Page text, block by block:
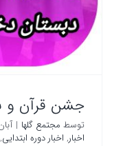
جشن قرآن و
توسط مجتمع گلها | آبان ۳,
اخبار, اخبار دوره ابتدایی,